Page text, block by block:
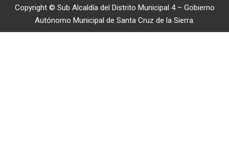
Copyright © Sub Alcaldía del Distrito Municipal 4 – Gobierno
Autónomo Municipal de Santa Cruz de la Sierra.